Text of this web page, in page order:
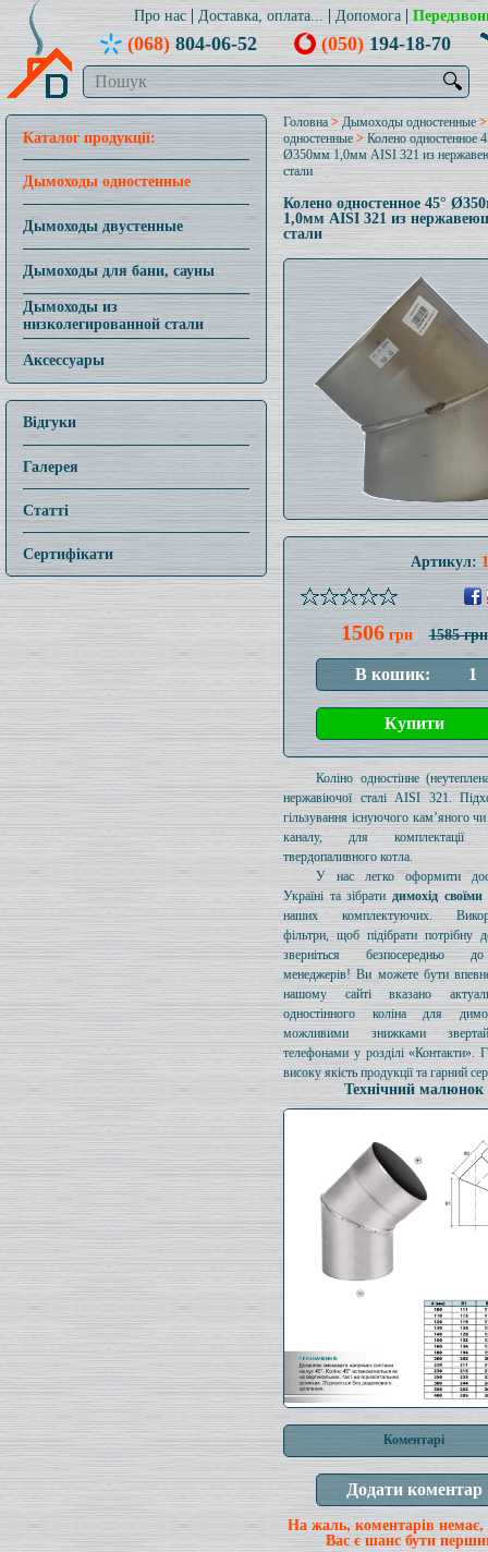
Про нас Доставка, оплата... Допомога
(068)804-06-52 (050)194-18-70
🔍
Каталог продукції:
Дымоходы одностенные
Дымоходы двустенные
Дымоходы для бани, сауны
Дымоходы из
низколегированной стали
Аксессуары
Відгуки
Галерея
Статті
Сертифікати
Головна > Дымоходы одностенные
одностенные >Колено одностенное
Ø350мм 1,0мм AISI 321 из
стали
Колено одностенное 45°
1,0мм AISI 321 из
стали
Артикул:
1506грн 1585 грн
Коліно одностінне
нержавіючої сталі AISI 321.
гільзування існуючого кам’яного
каналу, для комплектації
твердопаливного котла.
У нас легко оформити
Україні та зібрати димохід
наших комплектуючих.
фільтри, щоб підібрати потрібну
зверніться безпосередньо
менеджерів! Ви можете бути
нашому сайті вказано
одностінного коліна для
можливими знижками
телефонами у розділі «Контакти».
високу якість продукції та гарний
Технічний малюнок
Коментарі
На жаль, коментарів немає,
Вас є шанс бути